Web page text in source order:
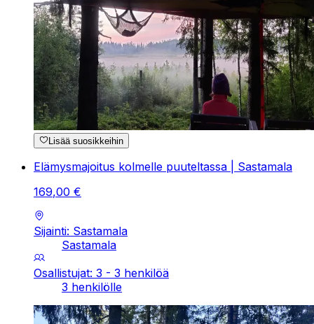
Lisää suosikkeihin
Elämysmajoitus kolmelle puuteltassa | Sastamala
169,00 €
Sijainti: Sastamala
Sastamala
Osallistujat: 3 - 3 henkilöä
3 henkilölle